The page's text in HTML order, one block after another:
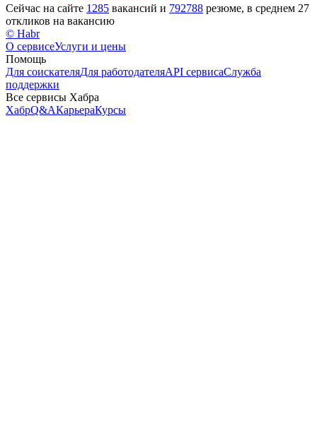
Сейчас на сайте 1285 вакансий и 792788 резюме, в среднем 27
откликов на вакансию
© Habr
О сервисеУслуги и цены
Помощь
Для соискателяДля работодателяAPI сервисаСлужба
поддержки
Все сервисы Хабра
ХабрQ&AКарьераКурсы